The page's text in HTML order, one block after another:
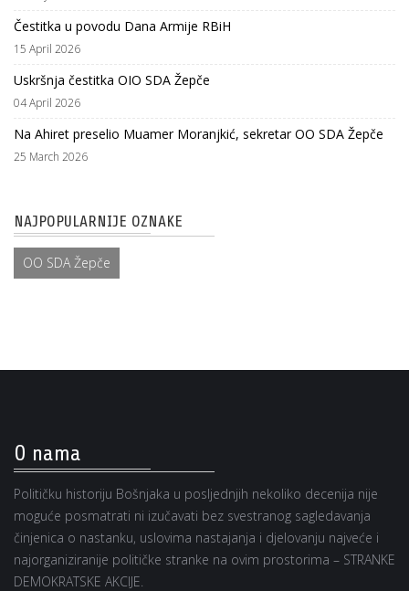
Čestitka u povodu Dana Armije RBiH
15 April 2026
Uskršnja čestitka OIO SDA Žepče
04 April 2026
Na Ahiret preselio Muamer Moranjkić, sekretar OO SDA Žepče
25 March 2026
NAJPOPULARNIJE OZNAKE
OO SDA Žepče
O nama
Političku historiju Bošnjaka u posljednjih nekoliko decenija nije
moguće posmatrati ni izučavati bez svestranog sagledavanja
činjenica o nastanku, uslovima nastajanja i djelovanju najveće i
najorganiziranije političke stranke na ovim prostorima – STRANKE
DEMOKRATSKE AKCIJE.